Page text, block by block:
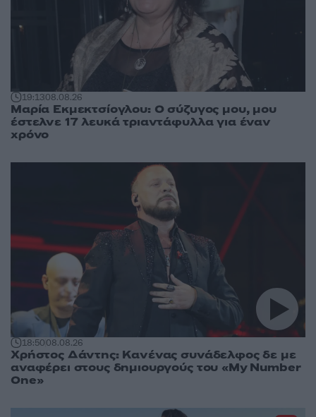
19:1308.08.26
Μαρία Εκμεκτσίογλου: O σύζυγος μου, μου
έστελνε 17 λευκά τριαντάφυλλα για έναν
χρόνο
18:5008.08.26
Χρήστος Δάντης: Κανένας συνάδελφος δε με
αναφέρει στους δημιουργούς του «My Number
One»